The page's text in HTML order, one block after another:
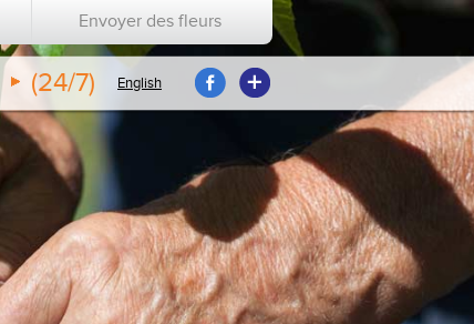
Envoyer des fleurs
(24/7) English